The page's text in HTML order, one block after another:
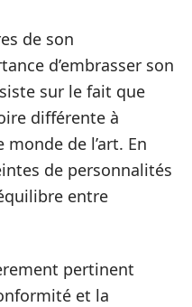
de son
d’embrasser son
sur le fait que
différente à
de l’art. En
de personnalités
entre
pertinent
et la